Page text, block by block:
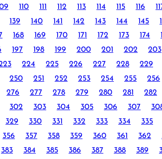
110 111 112 113 114 115 116
139 140 141 142 143 144 145
168 169 170 171 172 173 174
197 198 199 200 201 202 203
224 225 226 227 228 229
250 251 252 253 254 255 256
276 277 278 279 280 281 282
302 303 304 305 306 307
329 330 331 332 333 334 335
356 357 358 359 360 361 362
383 384 385 386 387 388 389